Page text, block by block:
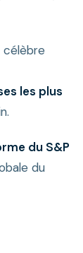
célèbre
les plus
du S&P
du